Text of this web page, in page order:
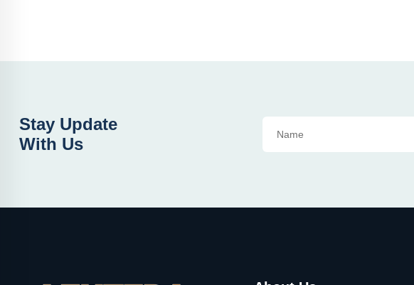
Stay Update
With Us